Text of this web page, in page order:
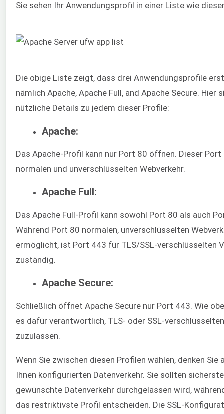
Sie sehen Ihr Anwendungsprofil in einer Liste wie
Die obige Liste zeigt, dass drei Anwendungsprofile
nämlich Apache, Apache Full, and Apache Secure. Hier
nützliche Details zu jedem dieser Profile:
Apache:
Das Apache-Profil kann nur Port 80 öffnen. Dieser
normalen und unverschlüsselten Webverkehr.
Apache Full:
Das Apache Full-Profil kann sowohl Port 80 als auch
Während Port 80 normalen, unverschlüsselten
ermöglicht, ist Port 443 für TLS/SSL-verschlüsselten
zuständig.
Apache Secure:
Schließlich öffnet Apache Secure nur Port 443. Wie
es dafür verantwortlich, TLS- oder SSL-
zuzulassen.
Wenn Sie zwischen diesen Profilen wählen, denken Sie
Ihnen konfigurierten Datenverkehr. Sie sollten
gewünschte Datenverkehr durchgelassen wird,
das restriktivste Profil entscheiden. Die SSL-